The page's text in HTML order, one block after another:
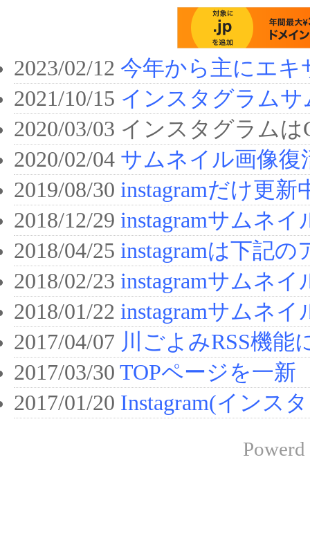
2023/02/12 今年から主にエ
2021/10/15 インスタグラム
2020/03/03 インスタグラム
2020/02/04 サムネイル画像復
2019/08/30 instagramだけ更新
2018/12/29 instagramサムネ
2018/04/25 instagramは下記
2018/02/23 instagramサムネ
2018/01/22 instagramサムネイ
2017/04/07 川ごよみRSS機能
2017/03/30 TOPページを一新
2017/01/20 Instagram(インス